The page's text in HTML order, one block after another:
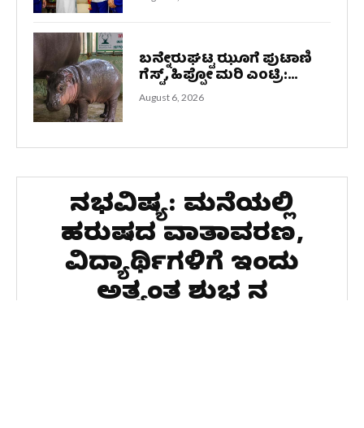
ಬನ್ನೇರುಘಟ್ಟ ಝೂಗೆ ಪುಟಾಣಿ
ಗೆಸ್ಟ್‌, ಹಿಪ್ಪೋ ಮರಿ ಎಂಟ್ರಿ:...
August 6, 2026